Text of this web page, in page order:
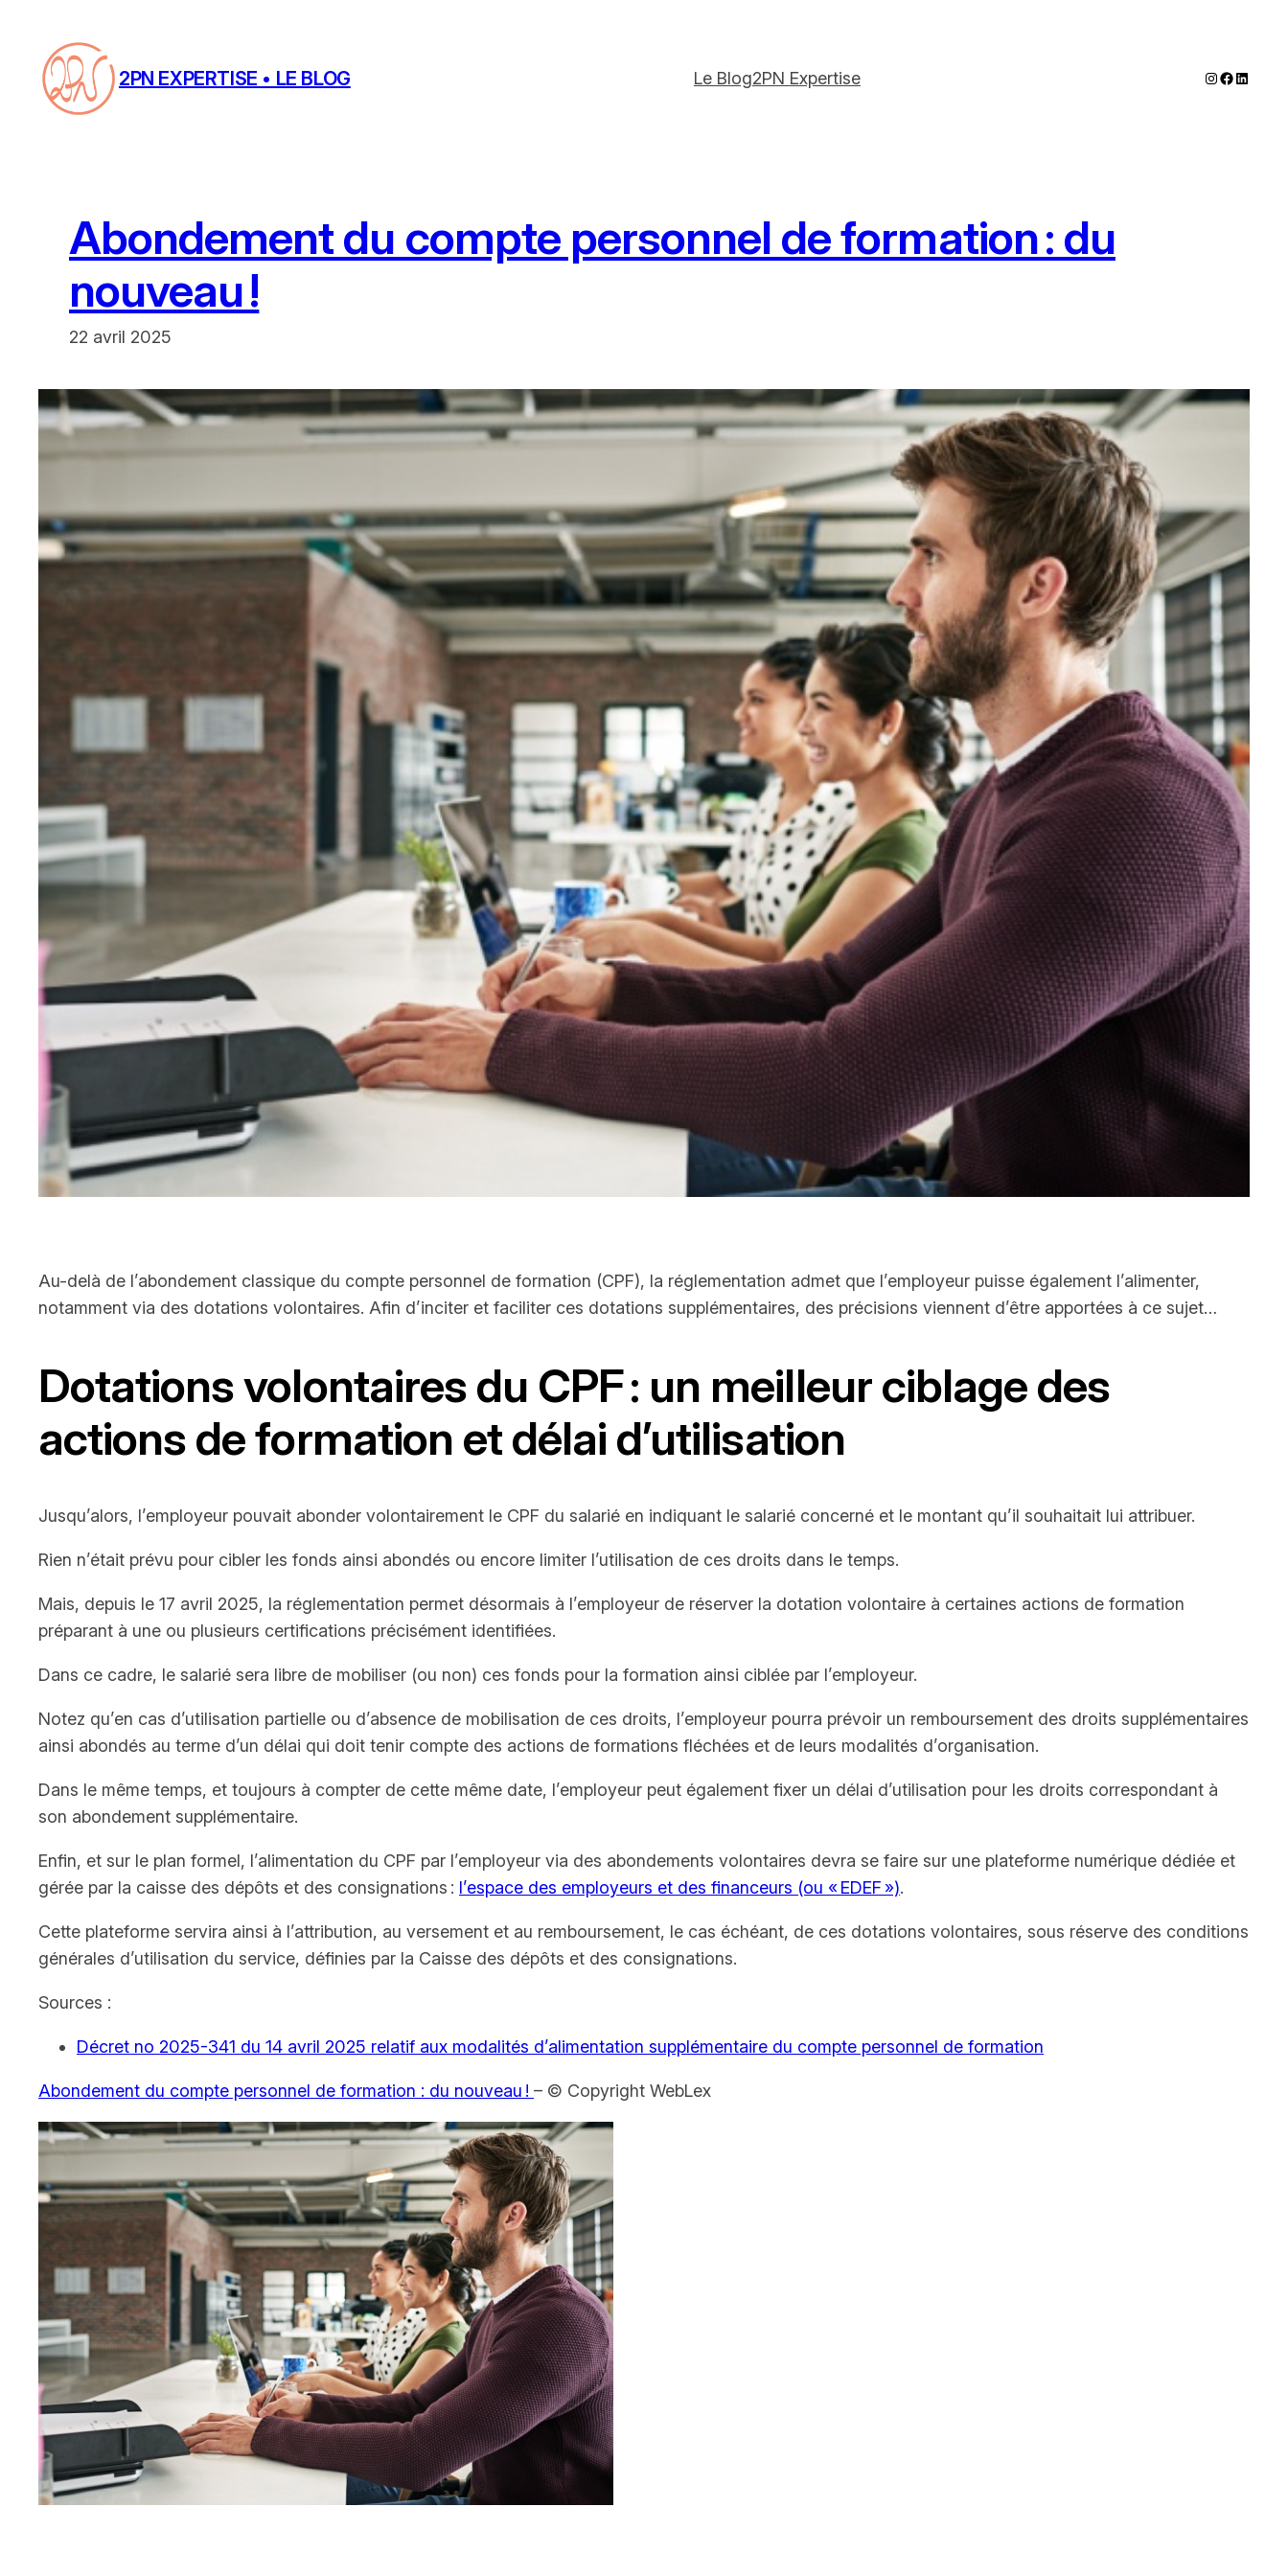
contenu
2PN EXPERTISE • LE BLOG Le Blog2PN Expertise Instagram
Abondement du compte personnel de formation : du
nouveau !
22 avril 2025
Au-delà de l’abondement classique du compte personnel de formation (CPF), la réglementation admet que l’employeur puisse également l’alimenter,
notamment via des dotations volontaires. Afin d’inciter et faciliter ces dotations supplémentaires, des précisions viennent d’être apportées à ce sujet…
Dotations volontaires du CPF : un meilleur ciblage des
actions de formation et délai d’utilisation
Jusqu’alors, l’employeur pouvait abonder volontairement le CPF du salarié en indiquant le salarié concerné et le montant qu’il souhaitait lui attribuer.
Rien n’était prévu pour cibler les fonds ainsi abondés ou encore limiter l’utilisation de ces droits dans le temps.
Mais, depuis le 17 avril 2025, la réglementation permet désormais à l’employeur de réserver la dotation volontaire à certaines actions de formation
préparant à une ou plusieurs certifications précisément identifiées.
Dans ce cadre, le salarié sera libre de mobiliser (ou non) ces fonds pour la formation ainsi ciblée par l’employeur.
Notez qu’en cas d’utilisation partielle ou d’absence de mobilisation de ces droits, l’employeur pourra prévoir un remboursement des droits supplémentaires
ainsi abondés au terme d’un délai qui doit tenir compte des actions de formations fléchées et de leurs modalités d’organisation.
Dans le même temps, et toujours à compter de cette même date, l’employeur peut également fixer un délai d’utilisation pour les droits correspondant à
son abondement supplémentaire.
Enfin, et sur le plan formel, l’alimentation du CPF par l’employeur via des abondements volontaires devra se faire sur une plateforme numérique dédiée et
gérée par la caisse des dépôts et des consignations : l’espace des employeurs et des financeurs (ou « EDEF »).
Cette plateforme servira ainsi à l’attribution, au versement et au remboursement, le cas échéant, de ces dotations volontaires, sous réserve des conditions
générales d’utilisation du service, définies par la Caisse des dépôts et des consignations.
Sources :
Décret no 2025-341 du 14 avril 2025 relatif aux modalités d’alimentation supplémentaire du compte personnel de formation
Abondement du compte personnel de formation : du nouveau ! – © Copyright WebLex